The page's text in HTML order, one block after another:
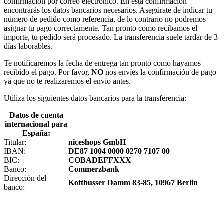
encontrarás los datos bancarios necesarios. Asegúrate de indicar tu
número de pedido como referencia, de lo contrario no podremos
asignar tu pago correctamente. Tan pronto como recibamos el
importe, tu pedido será procesado. La transferencia suele tardar de 3
días laborables.
Te notificaremos la fecha de entrega tan pronto como hayamos
recibido el pago. Por favor, NO nos envíes la confirmación de pago
ya que no te realizaremos el envío antes.
Utiliza los siguientes datos bancarios para la transferencia:
Datos de cuenta
internacional para
España:
Titular:
niceshops GmbH
IBAN:
DE87 1004 0000 0270 7107 00
BIC:
COBADEFFXXX
Banco:
Commerzbank
Dirección del
banco:
Kottbusser Damm 83-85, 10967 Berlin